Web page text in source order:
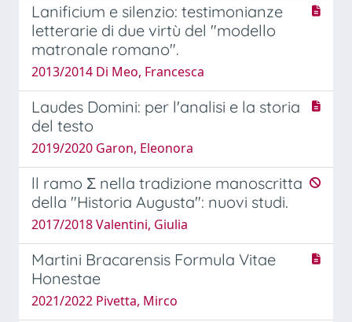
Lanificium e silenzio: testimonianze
letterarie di due virtù del "modello
matronale romano".
2013/2014 Di Meo, Francesca
Laudes Domini: per l'analisi e la storia
del testo
2019/2020 Garon, Eleonora
ll ramo Σ nella tradizione manoscritta
della "Historia Augusta": nuovi studi.
2017/2018 Valentini, Giulia
Martini Bracarensis Formula Vitae
Honestae
2021/2022 Pivetta, Mirco